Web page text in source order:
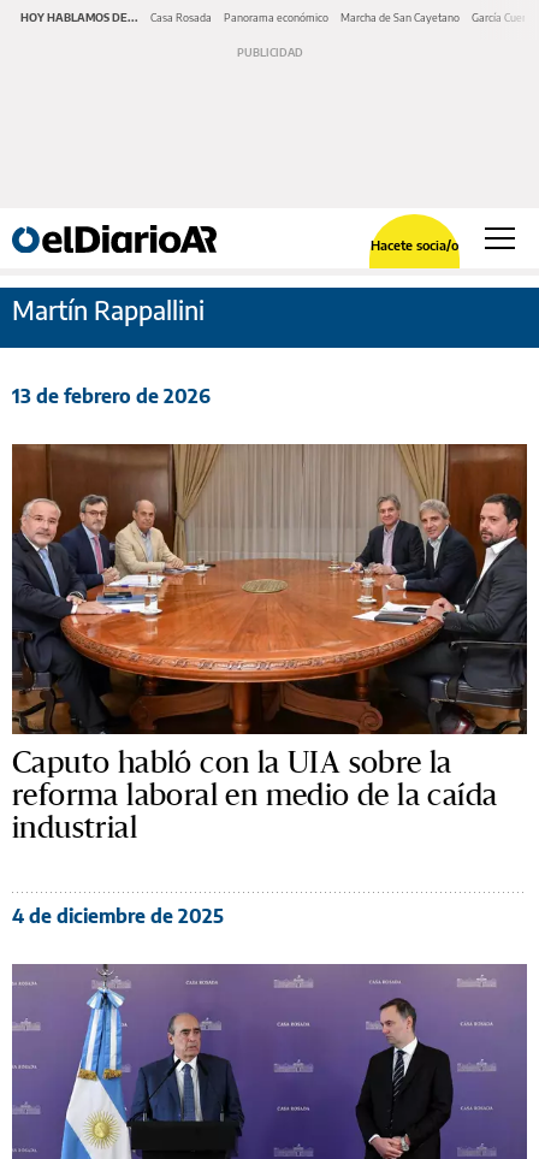
HOY HABLAMOS DE... Casa Rosada Panorama económico Marcha de San Cayetano García Cuerva
Hacete socia/o
Martín Rappallini
13 de febrero de 2026
Caputo habló con la UIA sobre la
reforma laboral en medio de la caída
industrial
4 de diciembre de 2025